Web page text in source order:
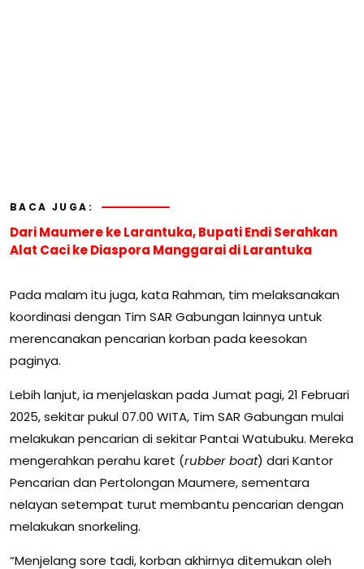
BACA JUGA:
Dari Maumere ke Larantuka, Bupati Endi Serahkan
Alat Caci ke Diaspora Manggarai di Larantuka
Pada malam itu juga, kata Rahman, tim melaksanakan
koordinasi dengan Tim SAR Gabungan lainnya untuk
merencanakan pencarian korban pada keesokan
paginya.
Lebih lanjut, ia menjelaskan pada Jumat pagi, 21 Februari
2025, sekitar pukul 07.00 WITA, Tim SAR Gabungan mulai
melakukan pencarian di sekitar Pantai Watubuku. Mereka
mengerahkan perahu karet (rubber boat) dari Kantor
Pencarian dan Pertolongan Maumere, sementara
nelayan setempat turut membantu pencarian dengan
melakukan snorkeling.
“Menjelang sore tadi, korban akhirnya ditemukan oleh